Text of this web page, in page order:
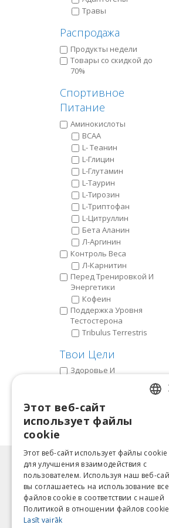
Травы
Распродажа
Продукты недели
Товары со скидкой до
70%
Спортивное
Питание
Аминокислоты
BCAA
L- Теанин
L-Глицин
L-Глутамин
L-Таурин
L-Тирозин
L-Триптофан
L-Цитруллин
Бета Аланин
Л-Аргинин
Контроль Веса
Л-Карнитин
Пeред Тренировкой И
Энергетики
Кофеин
Поддержка Уровня
Тестостерона
Tribulus Terrestris
Твои Цели
Здоровье И
Потерять Жир
Улучшить Тренировку
ESTONIAN
RUSSIAN
Этот веб-сайт
использует файлы
cookie
Этот веб-сайт использует файлы cookie
для улучшения взаимодействия с
пользователем. Используя наш веб-
вы соглашаетесь на использование
файлов cookie в соответствии с нашей
Политикой в ​​отношении файлов
Lasīt vairāk